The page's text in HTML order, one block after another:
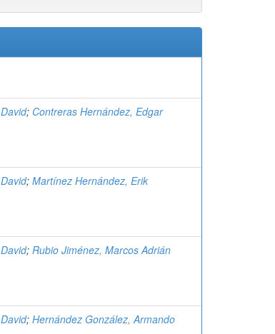
; Contreras Hernández, Edgar
; Martínez Hernández, Erik
; Rubio Jiménez, Marcos Adrián
; Hernández González, Armando